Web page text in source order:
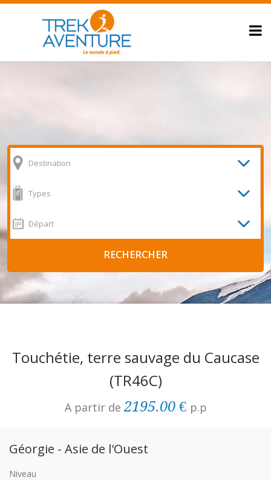
Touchétie, terre sauvage du Caucase
(TR46C)
A partir de2195.00 € p.p
Géorgie - Asie de l'Ouest
Niveau